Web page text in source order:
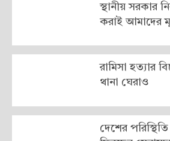
স্থানীয় সরকার
করাই আমাদের
রামিসা হত্যার
থানা ঘেরাও
দেশের